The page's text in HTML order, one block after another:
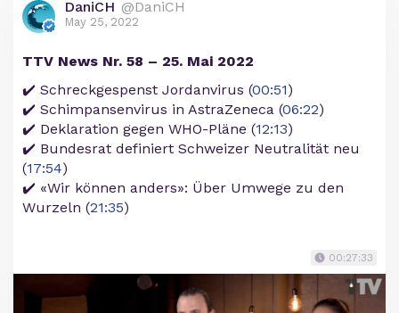
DaniCH @DaniCH
May 25, 2022
TTV News Nr. 58 – 25. Mai 2022
✔️ Schreckgespenst Jordanvirus (00:51)
✔️ Schimpansenvirus in AstraZeneca (06:22)
✔️ Deklaration gegen WHO-Pläne (12:13)
✔️ Bundesrat definiert Schweizer Neutralität neu
(17:54)
✔️ «Wir können anders»: Über Umwege zu den
Wurzeln (21:35)
00:27:33